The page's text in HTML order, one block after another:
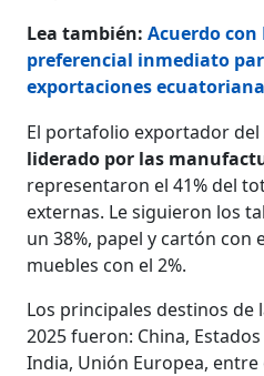
Lea también:Acuerdo con
preferencial inmediato
exportaciones
El portafolio exportador
liderado por las
representaron el 41% del
externas. Le siguieron los
un 38%, papel y cartón con
muebles con el 2%.
Los principales destinos de
2025 fueron: China,
India, Unión Europea,